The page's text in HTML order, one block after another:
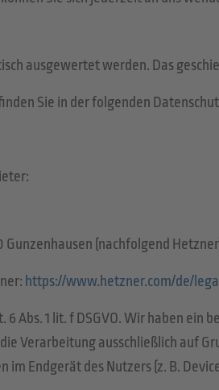
ausgewertet werden. Das
Sie in der folgenden
Gunzenhausen (nachfolgend
https://www.hetzner.com/de/
Abs. 1 lit. f DSGVO. Wir haben
ausschließlich auf
Endgerät des Nutzers (z. B.